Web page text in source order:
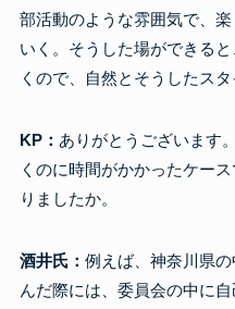
部活動のような雰囲気で、
いく。そうした場ができる
くので、自然とそうしたス
KP： ありがとうございます
くのに時間がかかったケー
りましたか。
酒井氏： 例えば、神奈川県
んだ際には、委員会の中に